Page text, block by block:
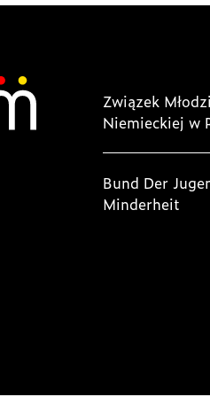
Związek
Niemieckiej w
Bund Der
Minderheit